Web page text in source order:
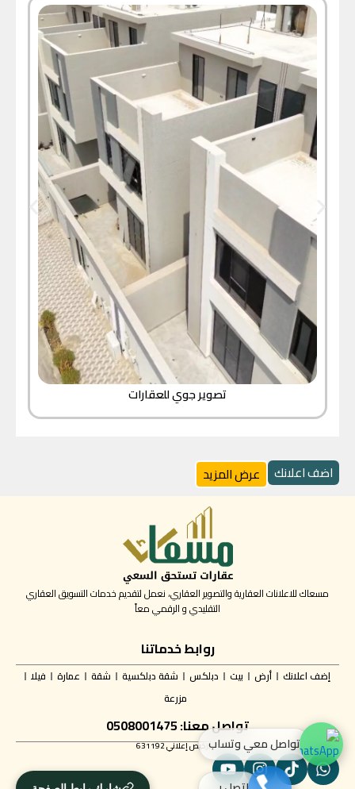
تصوير جوي للعقارات
اضف اعلانك عرض المزيد
مسعاك للاعلانات العقارية والتصوير العقاري، نعمل لتقديم خدمات التسويق العقاري
التقليدي و الرقمي معاً
روابط خدماتنا
إضف اعلانك أرض بيت دبلكس شقة دبلكسية شقة عمارة
فيلا
مزرعة
تواصل معنا: 0508001475
✅ ترخيص إعلاني 631192تواصل معي وتساب